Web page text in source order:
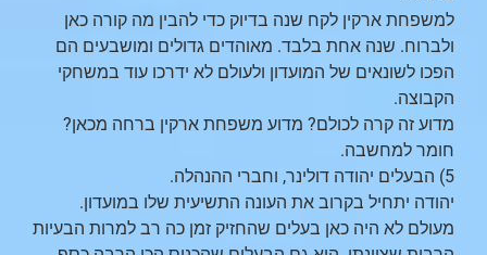
למשפחת ארקין לקח שנה בדיוק כדי להבין מה קורה כאן
ולברוח. שנה אחת בלבד. מאוהדים גדולים ומושבעים הם
הפכו לשונאים של המועדון ולעולם לא ידרכו עוד במשחקי
הקבוצה.
מדוע זה קרה לכולם? מדוע משפחת ארקין ברחה מכאן?
חומר למחשבה.
5) הבעלים יהודה דולינר, וחברי ההנהלה.
יהודה יתחיל בקרוב את העונה התשיעית שלו במועדון.
מעולם לא היה כאן בעלים שהחזיק זמן כה רב למרות הבעיות